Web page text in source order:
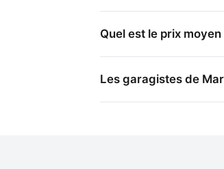
Quel est le prix
Les garagistes de